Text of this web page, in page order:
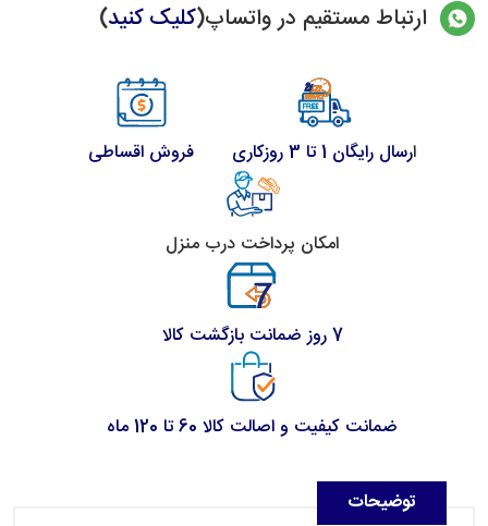
ارتباط مستقیم در واتساپ(کلیک کنید)
ارسال رایگان 1 تا 3 روزکاری فروش اقساطی
امکان پرداخت درب منزل
7 روز ضمانت بازگشت کالا
ضمانت کیفیت و اصالت کالا 60 تا 120 ماه
توضیحات